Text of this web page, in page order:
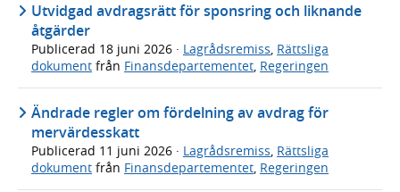
Utvidgad avdragsrätt för sponsring och liknande
åtgärder
Publicerad 18 juni 2026 · Lagrådsremiss, Rättsliga
dokument från Finansdepartementet, Regeringen
Ändrade regler om fördelning av avdrag för
mervärdesskatt
Publicerad 11 juni 2026 · Lagrådsremiss Rättsliga
dokument från Finansdepartementet Regeringen